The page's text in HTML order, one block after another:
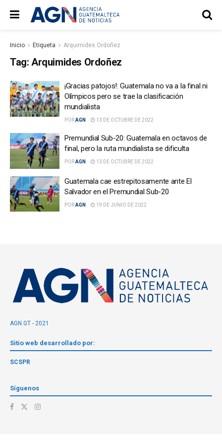
Inicio Etiqueta Arquimides Ordoñez
Tag: Arquimides Ordoñez
¡Gracias patojos!: Guatemala no va a la final ni
Olímpicos pero se trae la clasificación
mundialista
PORAGN 13 DE OCTUBRE DE 2022
Premundial Sub-20: Guatemala en octavos de
final, pero la ruta mundialista se dificulta
PORAGN 13 DE OCTUBRE DE 2022
Guatemala cae estrepitosamente ante El
Salvador en el Premundial Sub-20
PORAGN 19 DE JUNIO DE 2022
AGN.GT - 2021
Sitio web desarrollado por:
SCSPR
Síguenos